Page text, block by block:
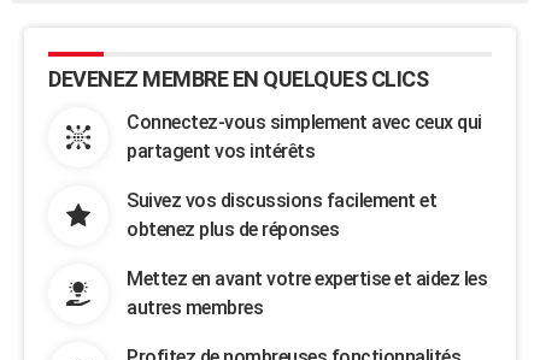
DEVENEZ MEMBRE EN QUELQUES CLICS
Connectez-vous simplement avec ceux qui
partagent vos intérêts
Suivez vos discussions facilement et
obtenez plus de réponses
Mettez en avant votre expertise et aidez les
autres membres